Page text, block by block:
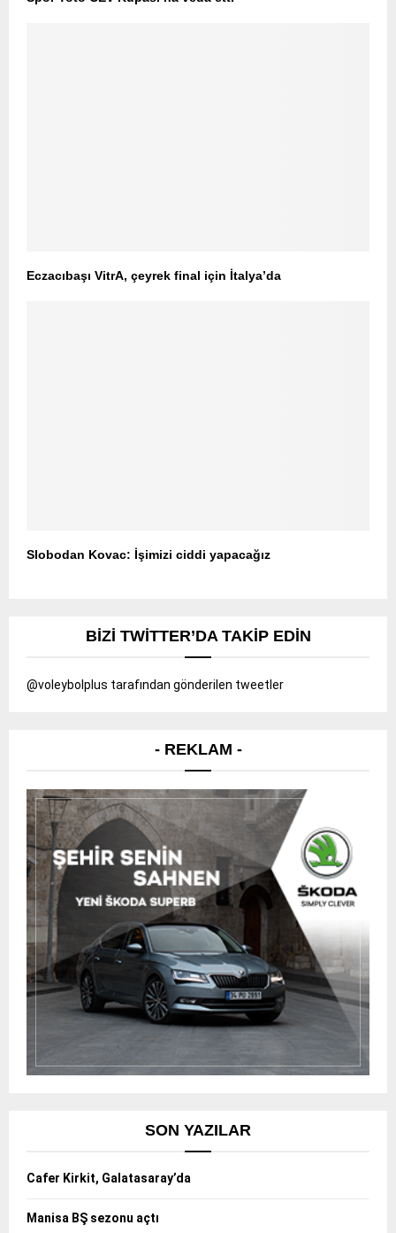
Eczacıbaşı VitrA, çeyrek final için İtalya’da
Slobodan Kovac: İşimizi ciddi yapacağız
BIZI TWITTER’DA TAKIP EDIN
@voleybolplus tarafından gönderilen tweetler
- REKLAM -
SON YAZILAR
Cafer Kirkit, Galatasaray’da
Manisa BŞ sezonu açtı